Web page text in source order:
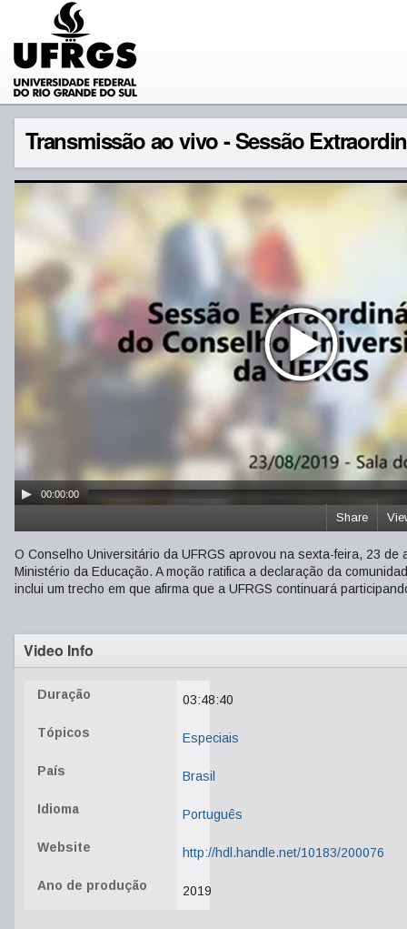
Transmissão ao vivo - Sessão
00:00:00
Share
O Conselho Universitário da UFRGS aprovou na sexta-feira, 23
Ministério da Educação. A moção ratifica a declaração da
inclui um trecho em que afirma que a UFRGS continuará
Video Info
Duração 03:48:40
Tópicos Especiais
País Brasil
Idioma Português
Website http://hdl.handle.net/10183/200076
Ano de produção 2019